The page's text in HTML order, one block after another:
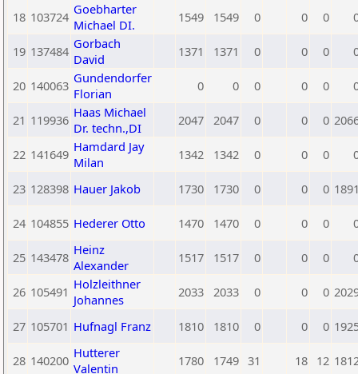
18 103724 Goebharter
Michael DI.
1549 1549 0 0 0
19 137484 Gorbach
David
1371 1371 0 0 0
20 140063 Gundendorfer
Florian
0 0 0 0 0
21 119936 Haas Michael
Dr. techn.,DI
2047 2047 0 0 0
22 141649 Hamdard Jay
Milan
1342 1342 0 0 0
23 128398 Hauer Jakob 1730 1730 0 0 0
24 104855 Hederer Otto 1470 1470 0 0 0
25 143478 Heinz
Alexander
1517 1517 0 0 0
26 105491 Holzleithner
Johannes
2033 2033 0 0 0
27 105701 Hufnagl Franz 1810 1810 0 0 0
28 140200 Hutterer
Valentin
1780 1749 31 18 12